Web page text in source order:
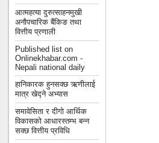
आत्महत्या दुरुत्साहनमुखी
अनौपचारिक बैंकिङ तथा
वित्तीय प्रणाली
Published list on
Onlinekhabar.com -
Nepali national daily
हानिकारक हुनसक्छ ऋणीलाई
मात्र खेद्ने अभ्यास
समावेसिता र दीगो आर्थिक
विकासको आधारस्तम्भ बन्न
सक्छ वित्तीय प्रविधि